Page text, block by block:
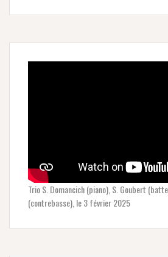
Trio S. Domancich (piano), S. Goubert
(contrebasse), le 3 février 2025